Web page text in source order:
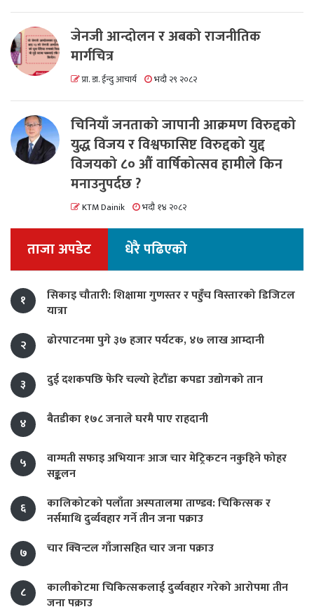
जेनजी आन्दोलन र अबको राजनीतिक
मार्गचित्र
प्रा. डा. ईन्दु आचार्य भदौ २९ २०८२
चिनियाँ जनताको जापानी आक्रमण विरुद्दको
युद्ध विजय र विश्वफासिष्ट विरुद्दको युद्द
विजयको ८० औं वार्षिकोत्सव हामीले किन
मनाउनुपर्दछ ?
KTM Dainik भदौ १४ २०८२
ताजा अपडेट धेरै पढिएको
१
सिकाइ चौतारी: शिक्षामा गुणस्तर र पहुँच विस्तारको डिजिटल
यात्रा
२
ढोरपाटनमा पुगे ३७ हजार पर्यटक, ४७ लाख आम्दानी
३ दुई दशकपछि फेरि चल्यो हेटौंडा कपडा उद्योगको तान
४ बैतडीका १७८ जनाले घरमै पाए राहदानी
५
वाग्मती सफाइ अभियानः आज चार मेट्रिकटन नकुहिने फोहर
सङ्कलन
६
कालिकोटको पलाँता अस्पतालमा ताण्डव: चिकित्सक र
नर्समाथि दुर्व्यवहार गर्ने तीन जना पक्राउ
७
चार क्विन्टल गाँजासहित चार जना पक्राउ
८
कालीकोटमा चिकित्सकलाई दुर्व्यवहार गरेको आरोपमा तीन
जना पक्राउ